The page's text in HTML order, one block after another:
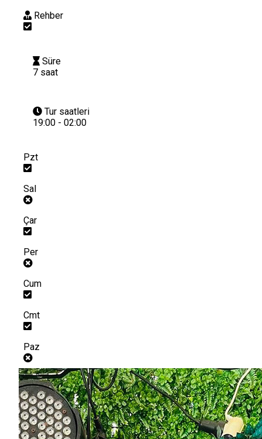
Rehber
Süre
7 saat
Tur saatleri
19:00 - 02:00
Pzt
Sal
Çar
Per
Cum
Cmt
Paz